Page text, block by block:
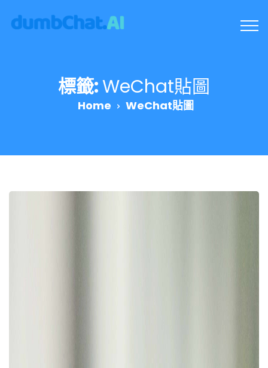
標籤:WeChat貼圖
Home WeChat貼圖